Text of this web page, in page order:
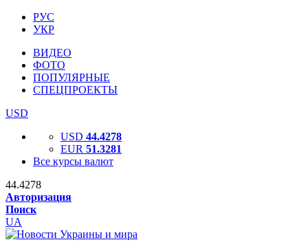
РУС
УКР
ВИДЕО
ФОТО
ПОПУЛЯРНЫЕ
СПЕЦПРОЕКТЫ
USD
USD 44.4278
EUR 51.3281
Все курсы валют
44.4278
Авторизация
Поиск
UA